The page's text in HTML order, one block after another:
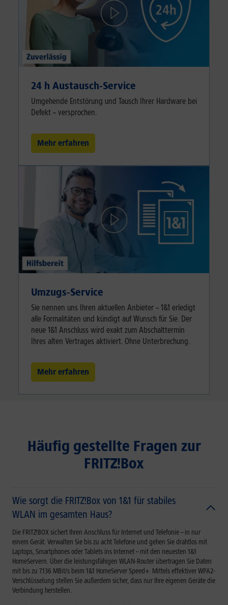
24 h Austausch-Service
Umgehende Entstörung und Tausch Ihrer Hardware bei
Defekt – versprochen.
Mehr erfahren
Umzugs-Service
Sie nennen uns Ihren aktuellen Anbieter – 1&1 erledigt
alle Formalitäten und kündigt auf Wunsch für Sie. Der
neue 1&1 Anschluss wird exakt zum Abschalttermin
Ihres alten Vertrages aktiviert. Ohne Unterbrechung.
Mehr erfahren
Häufig gestellte Fragen zur
FRITZ!Box
Wie sorgt die FRITZ!Box von 1&1 für stabiles
WLAN im gesamten Haus?
Die FRITZ!BOX sichert Ihren Anschluss für Internet und Telefonie – in nur
einem Gerät. Verwalten Sie bis zu acht Telefone und gehen Sie drahtlos mit
Laptops, Smartphones oder Tablets ins Internet – mit den neuesten 1&1
HomeServern. Über die leistungsfähigen WLAN-Router übertragen Sie Daten
mit bis zu 7.136 MBit/s beim 1&1 HomeServer Speed+. Mittels effektiver WPA2-
Verschlüsselung stellen Sie außerdem sicher, dass nur Ihre eigenen Geräte die
Verbindung herstellen.